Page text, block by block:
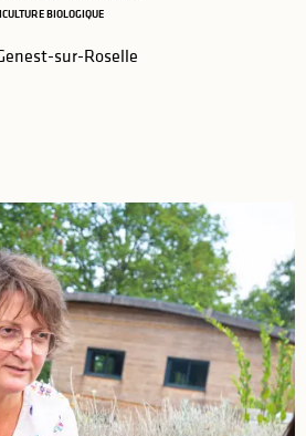
BIOLOGIQUE
sur-Roselle